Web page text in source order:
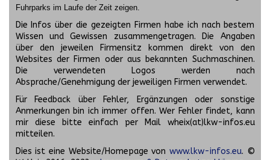
Fuhrparks im Laufe der Zeit zeigen.
Die Infos über die gezeigten Firmen habe ich nach bestem
Wissen und Gewissen zusammengetragen. Die Angaben
über den jeweilen Firmensitz kommen direkt von den
Websites der Firmen oder aus bekannten Suchmaschinen.
Die verwendeten Logos werden nach
Absprache/Genehmigung der jeweiligen Firmen verwendet.
Für Feedback über Fehler, Ergänzungen oder sonstige
Anmerkungen bin ich immer offen. Wer Fehler findet, kann
mir diese bitte einfach per Mail wheix(at)lkw-infos.eu
mitteilen.
Dies ist eine Website/Homepage von www.lkw-infos.eu. ©